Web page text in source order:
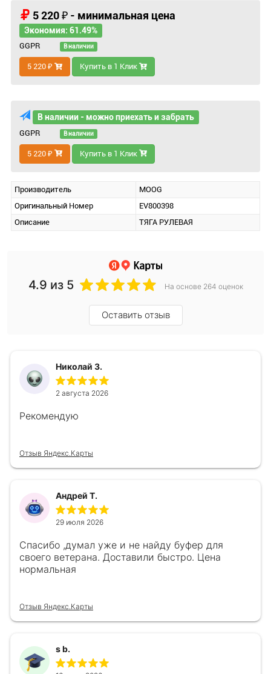
5 220 ₽ - минимальная цена
Экономия: 61.49%
GGPR В наличии
5 220 ₽ Купить в 1 Клик
В наличии - можно приехать и забрать
GGPR В наличии
5 220 ₽ Купить в 1 Клик
Производитель
MOOG
Оригинальный Номер
EV800398
Описание
ТЯГА РУЛЕВАЯ
4.9 из 5 На основе 264 оценок
Оставить отзыв
Николай З.
2 августа 2026
Рекомендую
Отзыв Яндекс.Карты
Андрей Т.
29 июля 2026
Спасибо ,думал уже и не найду буфер для
своего ветерана. Доставили быстро. Цена
нормальная
Отзыв Яндекс.Карты
s b.